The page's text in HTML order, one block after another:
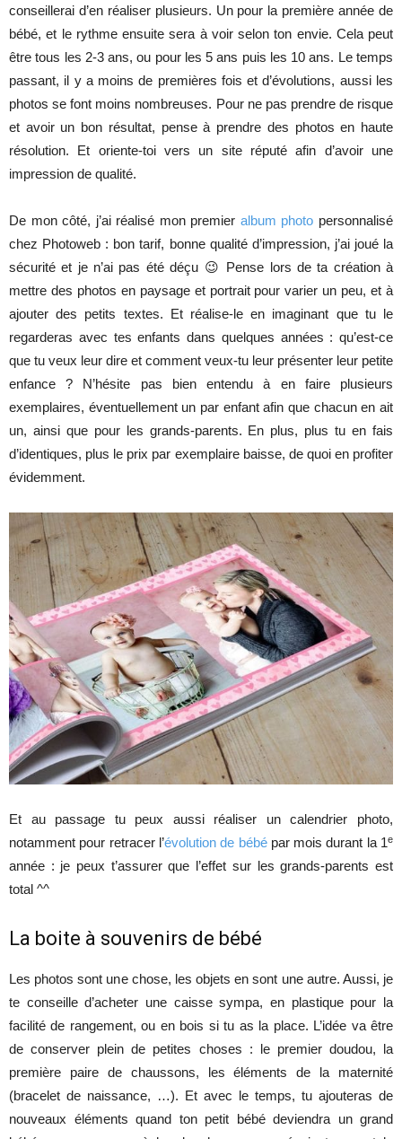
conseillerai d’en réaliser plusieurs. Un pour la première année de
bébé, et le rythme ensuite sera à voir selon ton envie. Cela peut
être tous les 2-3 ans, ou pour les 5 ans puis les 10 ans. Le temps
passant, il y a moins de premières fois et d’évolutions, aussi les
photos se font moins nombreuses. Pour ne pas prendre de risque
et avoir un bon résultat, pense à prendre des photos en haute
résolution. Et oriente-toi vers un site réputé afin d’avoir une
impression de qualité.
De mon côté, j’ai réalisé mon premier album photo personnalisé
chez Photoweb : bon tarif, bonne qualité d’impression, j’ai joué la
sécurité et je n’ai pas été déçu 😉 Pense lors de ta création à
mettre des photos en paysage et portrait pour varier un peu, et à
ajouter des petits textes. Et réalise-le en imaginant que tu le
regarderas avec tes enfants dans quelques années : qu’est-ce
que tu veux leur dire et comment veux-tu leur présenter leur petite
enfance ? N’hésite pas bien entendu à en faire plusieurs
exemplaires, éventuellement un par enfant afin que chacun en ait
un, ainsi que pour les grands-parents. En plus, plus tu en fais
d’identiques, plus le prix par exemplaire baisse, de quoi en profiter
évidemment.
Et au passage tu peux aussi réaliser un calendrier photo,
notamment pour retracer l’évolution de bébépar mois durant la 1e
année : je peux t’assurer que l’effet sur les grands-parents est
total ^^
La boite à souvenirs de bébé
Les photos sont une chose, les objets en sont une autre. Aussi, je
te conseille d’acheter une caisse sympa, en plastique pour la
facilité de rangement, ou en bois si tu as la place. L’idée va être
de conserver plein de petites choses : le premier doudou, la
première paire de chaussons, les éléments de la maternité
(bracelet de naissance, …). Et avec le temps, tu ajouteras de
nouveaux éléments quand ton petit bébé deviendra un grand